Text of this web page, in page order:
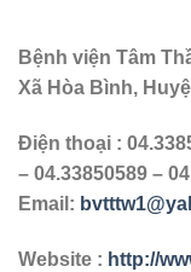
Bệnh viện Tâm
Xã Hòa Bình,
Điện thoại :
– 04.33850589 –
Email:
Website : http://